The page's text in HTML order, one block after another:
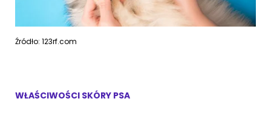
Źródło: 123rf.com
WŁAŚCIWOŚCI SKÓRY PSA